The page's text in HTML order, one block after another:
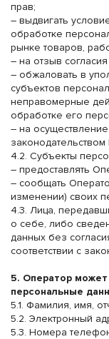
прав;
– выдвигать
обработке
рынке товаров,
– на отзыв
– обжаловать в
субъектов
неправомерные
обработке его
– на
законодательством
4.2. Субъекты
– предоставлять
– сообщать
изменении) своих
4.3. Лица,
о себе, либо
данных без
соответствии с
5. Оператор
персональные
5.1. Фамилия, имя,
5.2. Электронный
5.3. Номера